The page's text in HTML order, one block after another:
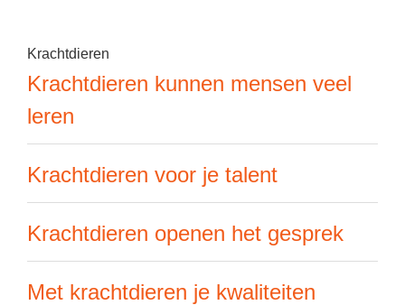
Krachtdieren
Krachtdieren kunnen mensen veel
leren
Krachtdieren voor je talent
Krachtdieren openen het gesprek
Met krachtdieren je kwaliteiten